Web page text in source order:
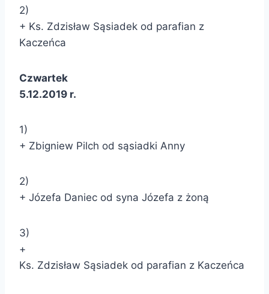
2)
+ Ks. Zdzisław Sąsiadek od parafian z
Kaczeńca
Czwartek
5.12.2019 r.
1)
+ Zbigniew Pilch od sąsiadki Anny
2)
+ Józefa Daniec od syna Józefa z żoną
3)
+
Ks. Zdzisław Sąsiadek od parafian z Kaczeńca